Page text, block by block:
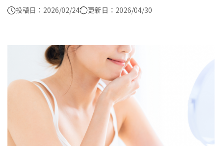
お問い合わせ
（Dr.施術）
- 刺青(タトゥー）除去
- VISIA
- CO2（炭酸ガス）レーザー
- ジュベルック(Juvelook)
- ボツリヌストキシン注射
- ケミカルピーリング
投稿日：2026/02/24 更新日：2026/04/30